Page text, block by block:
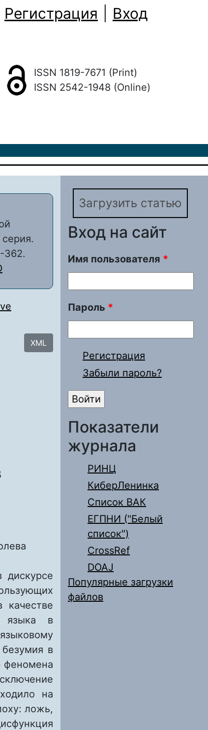
Регистрация
Вход
ISSN 1819-7671 (Print)
ISSN 2542-1948 (Online)
362.
XML
дискурсе
качестве
языка в
в
феномена
на
ложь,
Загрузить статью
Вход на сайт
Имя пользователя *
Пароль *
Регистрация
Забыли пароль?
Показатели
журнала
РИНЦ
КиберЛенинка
Список ВАК
ЕГПНИ ("Белый
список")
CrossRef
DOAJ
Популярные загрузки
файлов